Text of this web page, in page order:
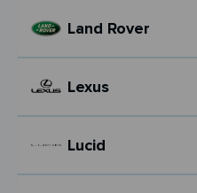
Land Rover
Lexus
Lucid